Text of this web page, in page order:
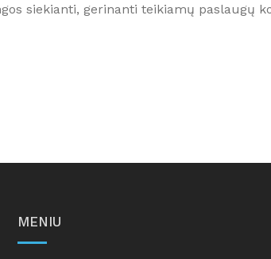
sauga
siekianti, gerinanti teikiamų paslaugų
MENIU